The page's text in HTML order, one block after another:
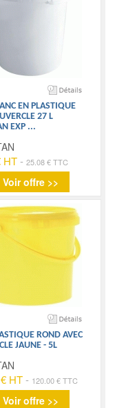
EN PLASTIQUE
27 L
EXP ...
HT- 25.08 € TTC
Voir offre >>
ROND AVEC
JAUNE - 5L
HT- 120.00 € TTC
Voir offre >>